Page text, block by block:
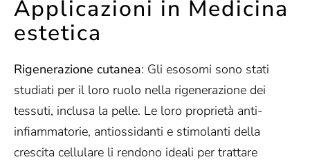
Applicazioni in Medicina
estetica
Rigenerazione cutanea: Gli esosomi sono stati
studiati per il loro ruolo nella rigenerazione dei
tessuti, inclusa la pelle. Le loro proprietà anti-
infiammatorie, antiossidanti e stimolanti della
crescita cellulare li rendono ideali per trattare